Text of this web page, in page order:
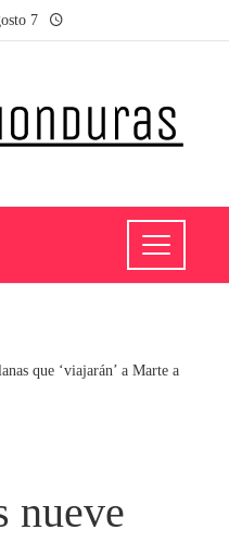
7
que ‘viajarán’ a Marte a
nueve